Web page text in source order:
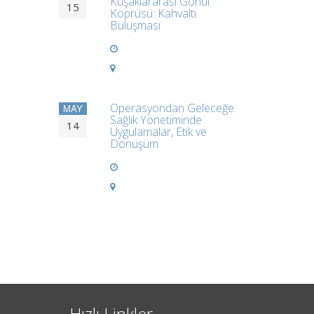
15 Köprüsü: Kahvaltı
Buluşması
MAY
14
Operasyondan Geleceğe:
Sağlık Yönetiminde
Uygulamalar, Etik ve
Dönüşüm